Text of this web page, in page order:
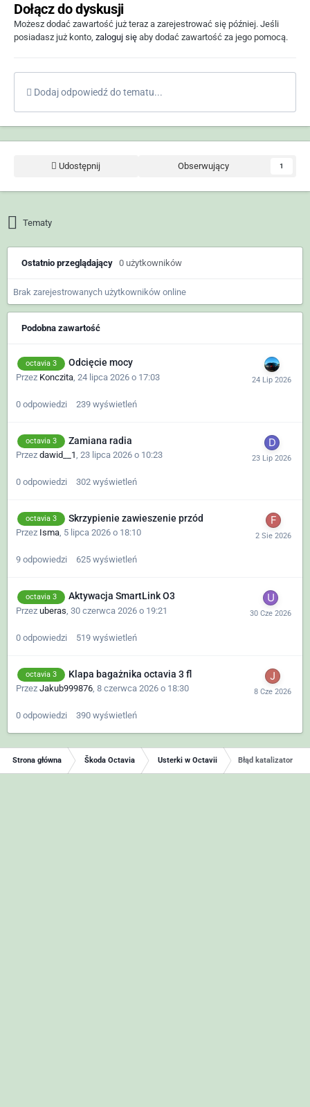
Dołącz do dyskusji
Możesz dodać zawartość już teraz a zarejestrować się później. Jeśli
posiadasz już konto, zaloguj się aby dodać zawartość za jego pomocą.
Dodaj odpowiedź do tematu...
Udostępnij Obserwujący 1
Tematy
Ostatnio przeglądający 0 użytkowników
Brak zarejestrowanych użytkowników online
Podobna zawartość
octavia 3 Odcięcie mocy
Przez Konczita 24 lipca 2026 o 17:03
0 odpowiedzi 239 wyświetleń
octavia 3 Zamiana radia
Przez dawid__1, 23 lipca 2026 o 10:23
0 odpowiedzi 302 wyświetleń
octavia 3 Skrzypienie zawieszenie przód
Przez Isma, 5 lipca 2026 o 18:10
9 odpowiedzi 625 wyświetleń
octavia 3 Aktywacja SmartLink O3
Przez uberas 30 czerwca 2026 o 19:21
0 odpowiedzi 519 wyświetleń
octavia 3 Klapa bagażnika octavia 3 fl
Przez Jakub999876, 8 czerwca 2026 o 18:30
0 odpowiedzi 390 wyświetleń
Strona główna Škoda Octavia Usterki w Octavii Błąd katalizator NOx